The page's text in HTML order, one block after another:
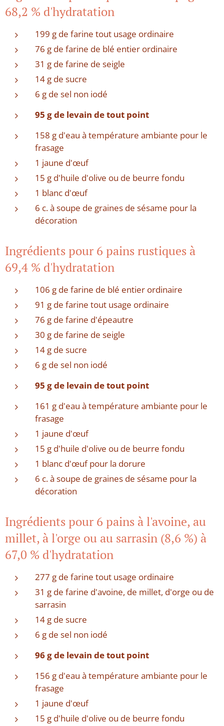
68,2 % d'hydratation
199 g de farine tout usage ordinaire
76 g de farine de blé entier ordinaire
31 g de farine de seigle
14 g de sucre
6 g de sel non iodé
95 g de levain de tout point
158 g d'eau à température ambiante pour le
frasage
1 jaune d'œuf
15 g d'huile d'olive ou de beurre fondu
1 blanc d'œuf
6 c. à soupe de graines de sésame pour la
décoration
Ingrédients pour 6 pains rustiques à
69,4 % d'hydratation
106 g de farine de blé entier ordinaire
91 g de farine tout usage ordinaire
76 g de farine d'épeautre
30 g de farine de seigle
14 g de sucre
6 g de sel non iodé
95 g de levain de tout point
161 g d'eau à température ambiante pour le
frasage
1 jaune d'œuf
15 g d'huile d'olive ou de beurre fondu
1 blanc d'œuf pour la dorure
6 c. à soupe de graines de sésame pour la
décoration
Ingrédients pour 6 pains à l'avoine, au
millet, à l'orge ou au sarrasin (8,6 %) à
67,0 % d'hydratation
277 g de farine tout usage ordinaire
31 g de farine d'avoine, de millet, d'orge ou de
sarrasin
14 g de sucre
6 g de sel non iodé
96 g de levain de tout point
156 g d'eau à température ambiante pour le
frasage
1 jaune d'œuf
15 g d'huile d'olive ou de beurre fondu